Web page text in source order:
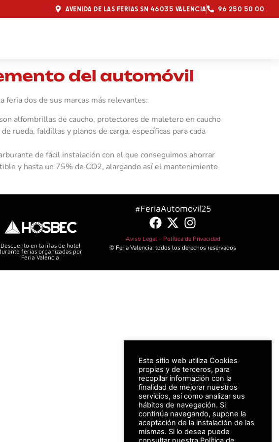
AVENIDA DE LAS FERIAS SN 46035 VALENCIA 96 250 50 00
del automóvil
dos de sus marcas más relevantes:
alfombrillas de caucho, protectores de maletero en caucho
rueda, faldillas y planos de carga, específicas para cada
de fácil instalación con el que conseguimos ahorrar
y hasta un 75% de CO2, alargando así el mantenimiento
Descuento en tarifas de hotel
ferias organizadas por
Feria Valencia
#FeriaAutomovil25
Aviso Legal – Política de Privacidad
© Feria Valencia, todos los derechos reservados
Este sitio web utiliza Cookies
propias y de terceros, para
recopilar información con la
finalidad de mejorar nuestros
servicios, así como analizar sus
hábitos de navegación. Si
continúa navegando, supone la
aceptación de la instalación de las
mismas. Si lo desea puede